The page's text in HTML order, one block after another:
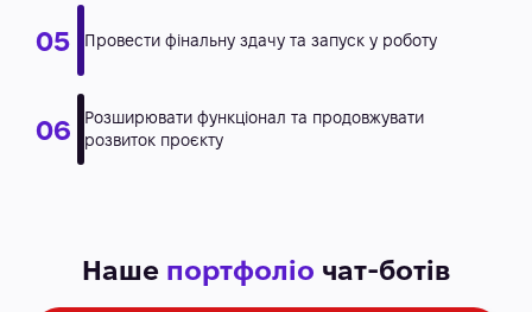
Наше портфоліо чат-ботів